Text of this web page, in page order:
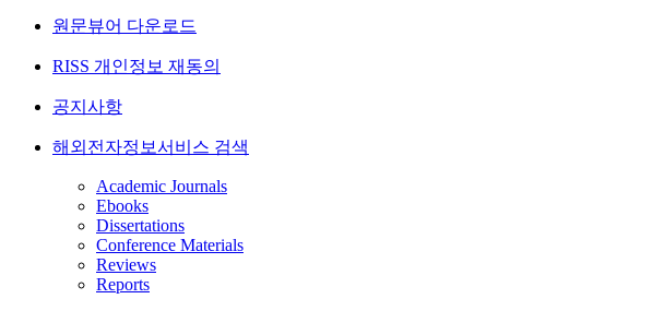
원문뷰어 다운로드
RISS 개인정보 재동의
공지사항
해외전자정보서비스 검색
Academic Journals
Ebooks
Dissertations
Conference Materials
Reviews
Reports